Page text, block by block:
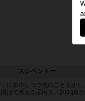
スシベントー
」に集中しつつ先のことも少し
掛けて考える面白さ。2023春の